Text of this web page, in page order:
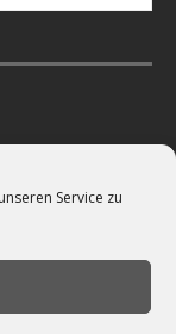
Service zu